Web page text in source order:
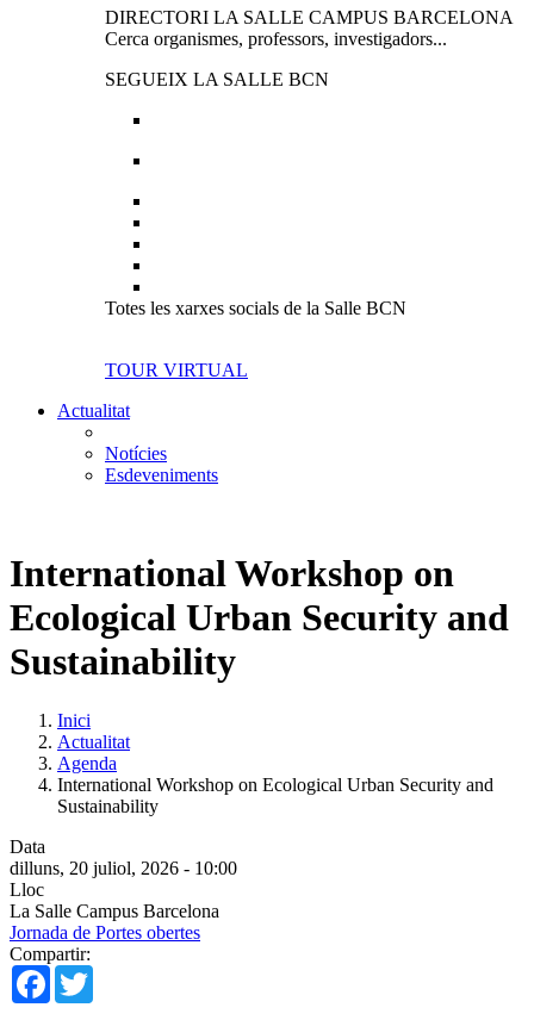
DIRECTORI LA SALLE CAMPUS BARCELONA
Cerca organismes, professors, investigadors...
SEGUEIX LA SALLE BCN
Totes les xarxes socials de la Salle BCN
TOUR VIRTUAL
Actualitat
Notícies
Esdeveniments
International Workshop on
Ecological Urban Security and
Sustainability
Inici
Actualitat
Agenda
International Workshop on Ecological Urban Security and
Sustainability
Data
dilluns, 20 juliol, 2026 - 10:00
Lloc
La Salle Campus Barcelona
Jornada de Portes obertes
Compartir:
Facebook